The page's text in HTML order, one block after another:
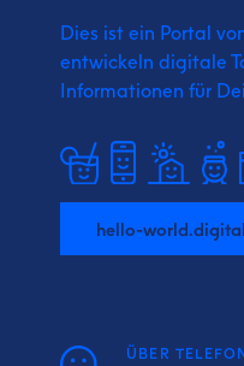
Dies ist ein Portal
entwickeln digitale
Informationen für
hello-world.digital
ÜBER